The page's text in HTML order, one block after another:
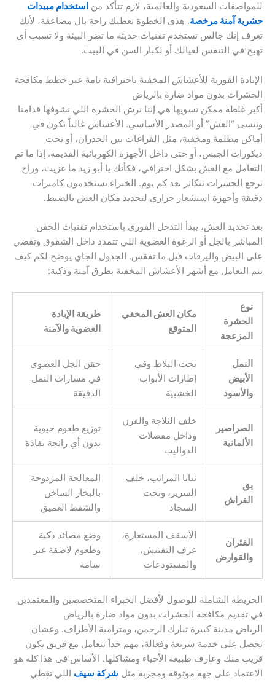
للمواصفات السعودية والعالمية، لازم تتأكد من استخدام مبيدات
حشرية آمنة مرخصة. هذي الخطوة تعطيك راحة بال مضاعفة، لأنك
تعرف إنك جالس تستخدم تقنيات حديثة ما تضر البيئة ولا تسبب أي
تهيج في التنفس لعيالك أو لكبار السن في البيت.
الإبادة الفورية للأعشاش المخفية باحترافية تامة عبر خطط مكافحة
الحشرات بدون مواد ضارة بالرياض
أكبر غلطة ممكن نسويها هي إننا نرش الحشرة اللي نشوفها قدامنا
وننسى “العش” أو المصدر الأساسي. الأعشاش غالباً تكون في
أماكن مظلمة ومخفية، مثل الفراغات بين الجدران، أو تحت
ديكورات الجبس، أو حتى داخل الأجهزة الكهربائية القديمة. إذا ما تم
التعامل مع العش بشكل احترافي، فكأنك يا أبو زيد ما غزيت، وراح
ترجع الحشرات تتكاثر بعد كم يوم. الخبراء يستخدمون كاميرات
دقيقة وأجهزة استشعار حراري لتحديد مكان العش بالضبط.
بعد تحديد العش، يبدأ التدخل الفوري باستخدام تقنيات الحقن
المباشر بالجل أو الرغوة العضوية اللي تتمدد داخل الشقوق وتقضي
على البيض واليرقات قبل ما تفقس. الجدول الجاي يوضح لكم كيف
يتم التعامل مع أشهر الأعشاش المخفية بطرق آمنة وذكية:
نوع
الحشرة
المزعجة
مكان العش المخفي
المتوقع
طريقة الإبادة
العضوية والآمنة
النمل
الأبيض
والأسود
تحت البلاط وفي
إطارات الأبواب
الخشبية
حقن الجل العضوي
في مسارات النمل
الدقيقة
الصراصير
الألمانية
خلف الثلاجة والفرن
وداخل مفصلات
الدواليب
توزيع طعوم حيوية
بدون أي رائحة نفاذة
بق
الفراش
ثنايا المراتب، خلف
السرير، وتحت
السجاد
المعالجة المزدوجة
بالبخار الساخن
والشفط العميق
الفئران
والقوارض
الأسقف المستعارة،
غرف التفتيش،
والمستودعات
وضع مصائد ذكية
وطعوم لاصقة غير
سامة
الخريطة الشاملة للوصول لأفضل الخبراء المتخصصين والمعتمدين
في تقديم مكافحة الحشرات بدون مواد ضارة بالرياض
الرياض مدينة كبيرة تبارك الرحمن، ومترامية الأطراف. وعشان
تحصل على خدمة سريعة وفعالة، مهم جداً تتعامل مع فريق يكون
قريب منك وعارف طبيعة الأحياء ومشاكلها. الأساس في هذا كله هو
الاعتماد على جهة موثوقة ومجربة مثل شركة سيف اللي تغطي